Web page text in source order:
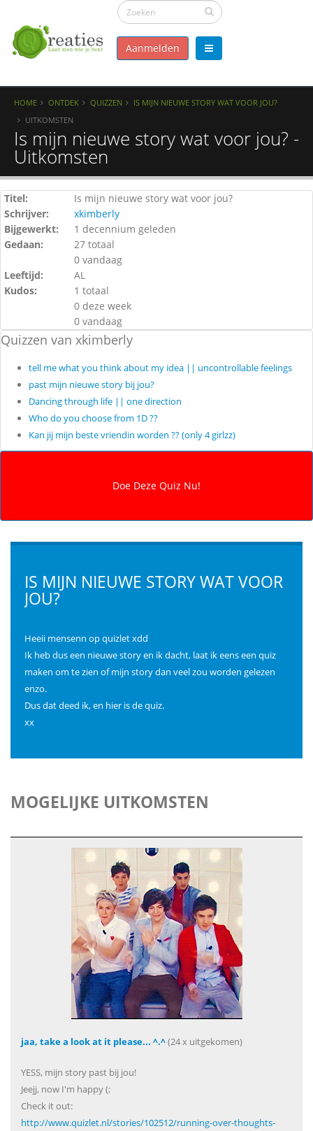
Aanmelden
HOME ONTDEK QUIZZEN
IS MIJN NIEUWE STORY WAT VOOR JOU?
UITKOMSTEN
Is mijn nieuwe story wat voor jou? -
Uitkomsten
Titel:
Is mijn nieuwe story wat voor jou?
Schrijver:
xkimberly
Bijgewerkt:
1 decennium geleden
Gedaan:
27 totaal
0 vandaag
Leeftijd:
AL
Kudos:
1 totaal
0 deze week
0 vandaag
Quizzen van xkimberly
tell me what you think about my idea || uncontrollable feelings
past mijn nieuwe story bij jou?
Dancing through life || one direction
Who do you choose from 1D ??
Kan jij mijn beste vriendin worden ?? (only 4 girlzz)
IS MIJN NIEUWE STORY WAT VOOR
JOU?
Heeii mensenn op quizlet xdd
Ik heb dus een nieuwe story en ik dacht, laat ik eens een quiz
maken om te zien of mijn story dan veel zou worden gelezen
enzo.
Dus dat deed ik, en hier is de quiz.
xx
MOGELIJKE UITKOMSTEN
jaa, take a look at it please... ^.^(24 x uitgekomen)
YESS, mijn story past bij jou!
Jeejj, now I'm happy (;
Check it out:
http://www.quizlet.nl/stories/102512/running-over-thoughts-